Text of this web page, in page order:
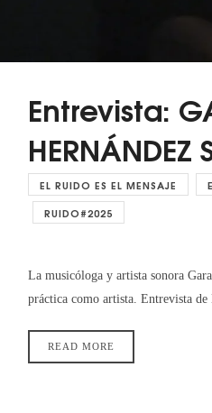
Entrevista:
HERNÁNDEZ
EL RUIDO ES EL MENSAJE
RUIDO#2025
La musicóloga y artista sonora
práctica como artista. Entrevista
READ MORE